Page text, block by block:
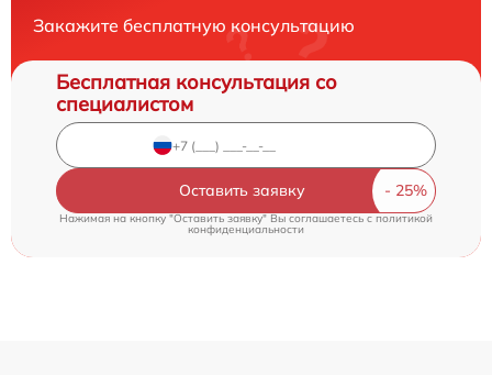
Закажите бесплатную консультацию
Бесплатная консультация со
специалистом
Оставить заявку
Нажимая на кнопку "Оставить заявку" Вы соглашаетесь c политикой
конфиденциальности